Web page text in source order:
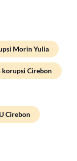
Morin Yulia
korupsi Cirebon
Cirebon